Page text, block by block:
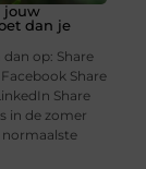
jouw
dan je
op: Share
Share
Share
in de zomer
normaalste